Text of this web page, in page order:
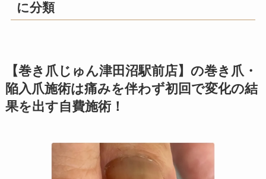
に分類
【巻き爪じゅん津田沼駅前店】の巻き爪・
陥入爪施術は痛みを伴わず初回で変化の結
果を出す自費施術！